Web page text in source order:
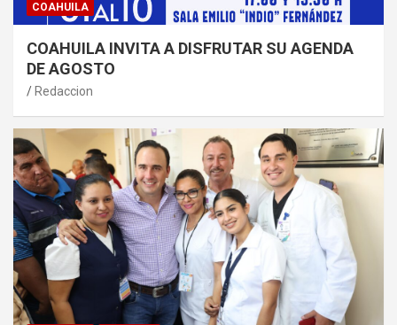
COAHUILA
COAHUILA INVITA A DISFRUTAR SU AGENDA
DE AGOSTO
Redaccion